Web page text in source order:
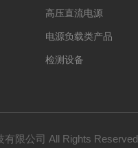
高压直流电源
电源负载类产品
检测设备
有限公司 All Rights